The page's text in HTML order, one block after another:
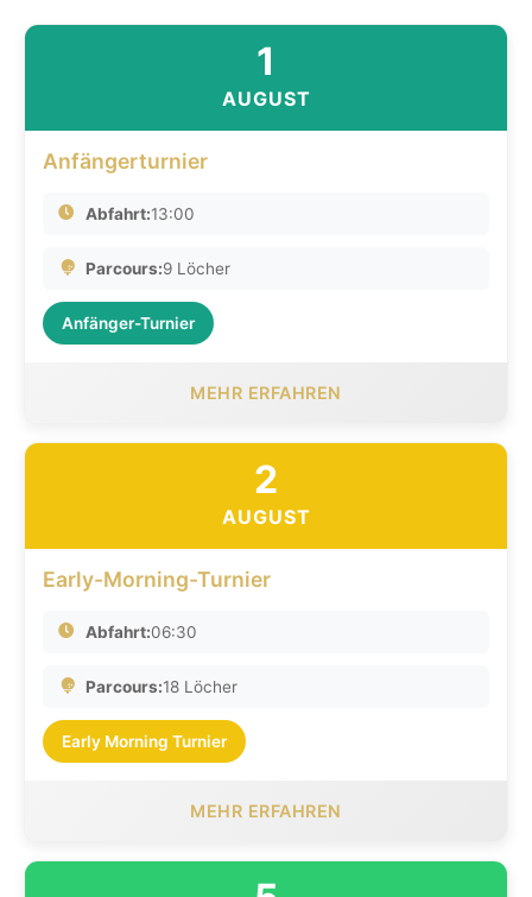
1
AUGUST
Anfängerturnier
Abfahrt:13:00
Parcours:9 Löcher
Anfänger-Turnier
MEHR ERFAHREN
2
AUGUST
Early-Morning-Turnier
Abfahrt:06:30
Parcours:18 Löcher
Early Morning Turnier
MEHR ERFAHREN